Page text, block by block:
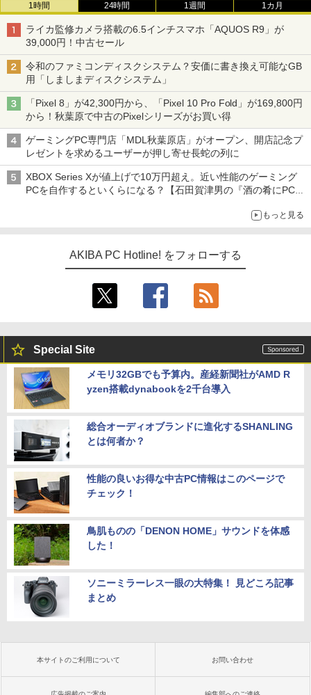
1時間 24時間 1週間 1カ月
ライカ監修カメラ搭載の6.5インチスマホ「AQUOS R9」が
39,000円！中古セール
令和のファミコンディスクシステム？安価に書き換え可能なGB
用「しましまディスクシステム」
「Pixel 8」が42,300円から、「Pixel 10 Pro Fold」が169,800円
から！秋葉原で中古のPixelシリーズがお買い得
ゲーミングPC専門店「MDL秋葉原店」がオープン、開店記念プ
レゼントを求めるユーザーが押し寄せ長蛇の列に
XBOX Series Xが値上げで10万円超え。近い性能のゲーミング
PCを自作するといくらになる？【石田賀津男の『酒の肴にPCゲ
もっと見る
AKIBA PC Hotline! をフォローする
Special Site
メモリ32GBでも予算内。産経新聞社がAMD R
yzen搭載dynabookを2千台導入
総合オーディオブランドに進化するSHANLING
とは何者か？
性能の良いお得な中古PC情報はこのページで
チェック！
鳥肌ものの「DENON HOME」サウンドを体感
した！
ソニーミラーレス一眼の大特集！ 見どころ記事
まとめ
本サイトのご利用について お問い合わせ